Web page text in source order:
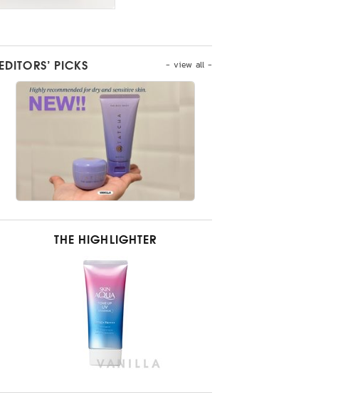
- view all -
EDITORS’ PICKS
THE HIGHLIGHTER